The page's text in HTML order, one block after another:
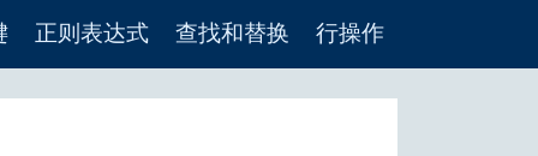
正则表达式 查找和替换 行操作